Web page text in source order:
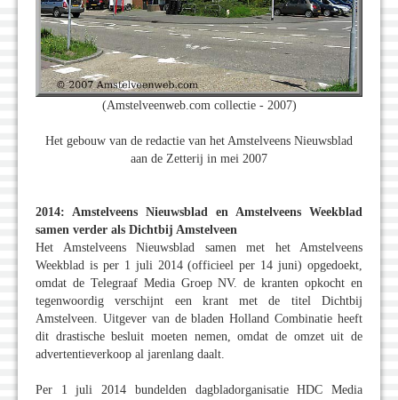
(Amstelveenweb.com collectie - 2007)
Het gebouw van de redactie van het Amstelveens Nieuwsblad
aan de Zetterij in mei 2007
2014: Amstelveens Nieuwsblad en Amstelveens Weekblad
samen verder als Dichtbij Amstelveen
Het Amstelveens Nieuwsblad samen met het Amstelveens
Weekblad is per 1 juli 2014 (officieel per 14 juni) opgedoekt,
omdat de Telegraaf Media Groep NV. de kranten opkocht en
tegenwoordig verschijnt een krant met de titel Dichtbij
Amstelveen. Uitgever van de bladen Holland Combinatie heeft
dit drastische besluit moeten nemen, omdat de omzet uit de
advertentieverkoop al jarenlang daalt.
Per 1 juli 2014 bundelden dagbladorganisatie HDC Media